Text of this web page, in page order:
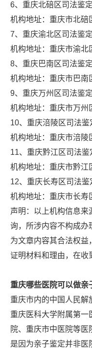
6、重庆北碚区司法鉴
机构地址：重庆市北碚
7、重庆渝北区司法鉴
机构地址：重庆市渝北
8、重庆巴南区司法鉴
机构地址：重庆市巴南
9、重庆万州区司法鉴
机构地址：重庆市万州
10、重庆涪陵区司法鉴
机构地址：重庆市涪陵
11、重庆黔江区司法鉴
机构地址：重庆市黔江
12、重庆长寿区司法鉴
机构地址：重庆市长寿
声明：以上机构信息来
询，所涉内容不构成办
为文章内容其合法权益
证明材料和理由，在收
重庆哪些医院可以做亲
重庆市内的中国人民解
重庆医科大学附属第一
院、重庆市中医院等
是因为亲子鉴定并非